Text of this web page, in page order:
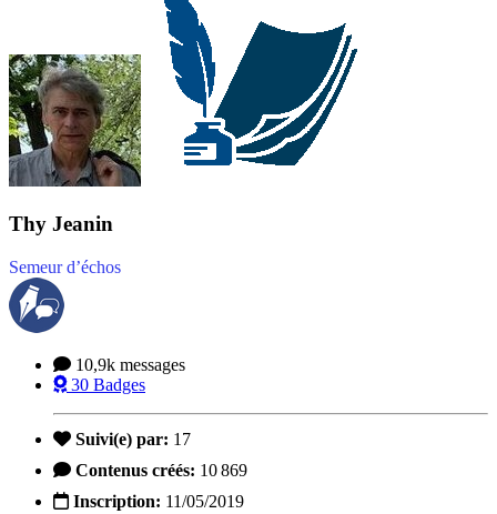
Thy Jeanin
Semeur d’échos
10,9k messages
30 Badges
Suivi(e) par: 17
Contenus créés: 10 869
Inscription: 11/05/2019